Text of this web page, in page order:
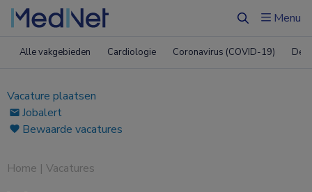
ZoekenMenu
Alle vakgebieden Cardiologie Coronavirus (COVID-19)
Vacature plaatsen
Jobalert
Bewaarde vacatures
Home | Vacatures